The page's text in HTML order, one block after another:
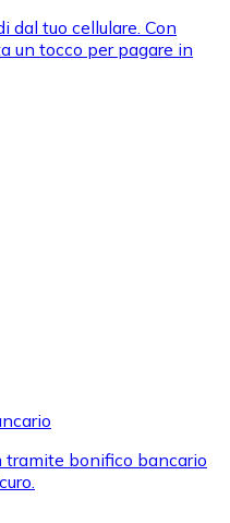
e altri mezzi di
per acquistare
dal tuo cellulare. Con
un tocco per pagare in
tramite bonifico bancario